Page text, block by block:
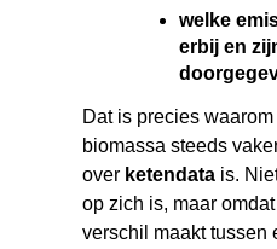
welke
erbij en
Dat is precies
biomassa steeds
over ketendatais.
op zich is, maar
verschil maakt tussen